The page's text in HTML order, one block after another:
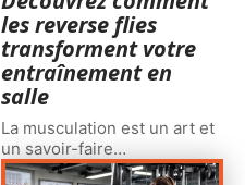
les reverse flies
transforment votre
entraînement en
salle
La musculation est un art et
un savoir-faire…